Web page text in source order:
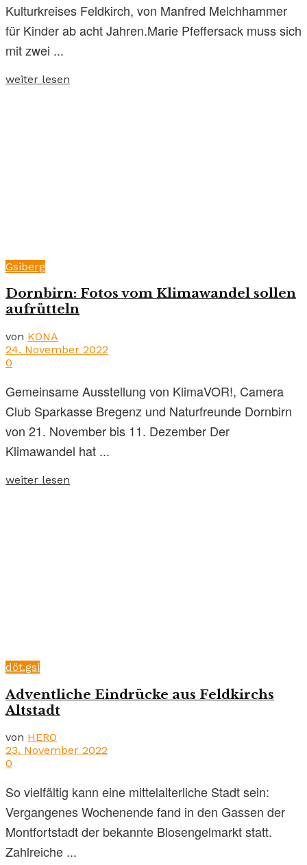
Kulturkreises Feldkirch, von Manfred Melchhammer
für Kinder ab acht Jahren.Marie Pfeffersack muss sich
mit zwei ...
weiter lesen
Gsiberg
Dornbirn: Fotos vom Klimawandel sollen
aufrütteln
von KONA
24. November 2022
0
Gemeinsame Ausstellung von KlimaVOR!, Camera
Club Sparkasse Bregenz und Naturfreunde Dornbirn
von 21. November bis 11. Dezember Der
Klimawandel hat ...
weiter lesen
döt.gsi
Adventliche Eindrücke aus Feldkirchs
Altstadt
von HERO
23. November 2022
0
So vielfältig kann eine mittelalterliche Stadt sein:
Vergangenes Wochenende fand in den Gassen der
Montfortstadt der bekannte Blosengelmarkt statt.
Zahlreiche ...